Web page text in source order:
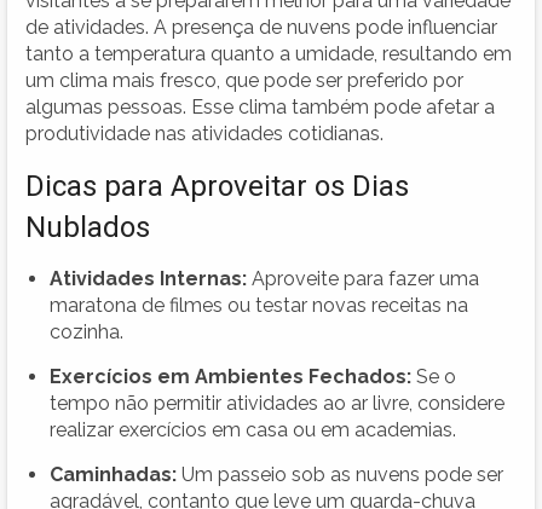
de atividades. A presença de nuvens pode influenciar
tanto a temperatura quanto a umidade, resultando em
um clima mais fresco, que pode ser preferido por
algumas pessoas. Esse clima também pode afetar a
produtividade nas atividades cotidianas.
Dicas para Aproveitar os Dias
Nublados
Atividades Internas: Aproveite para fazer uma
maratona de filmes ou testar novas receitas na
cozinha.
Exercícios em Ambientes Fechados: Se o
tempo não permitir atividades ao ar livre, considere
realizar exercícios em casa ou em academias.
Caminhadas: Um passeio sob as nuvens pode ser
agradável, contanto que leve um guarda-chuva